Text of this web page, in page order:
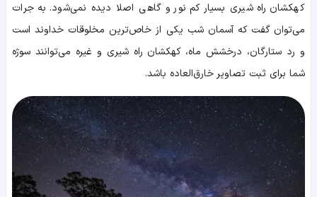
کهکشان راه شیری بسیار کم نور و گاهی اصلا دیده نمی‌شود. به جرات
می‌توان گفت که آسمان شب یکی از خاص‌ترین مخلوقات خداوند است
و رد ستارگان، درخشش ماه، کهکشان راه شیری و غیره می‌توانند سوژه
شما برای ثبت تصاویر خارق‌العاده باشد.